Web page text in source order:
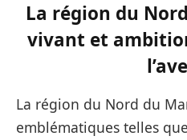
La région du
vivant et
La région du Nord du
emblématiques telles